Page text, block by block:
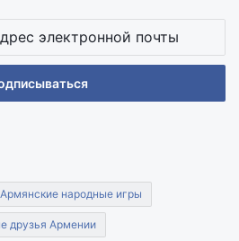
Армянские народные игры
друзья Армении